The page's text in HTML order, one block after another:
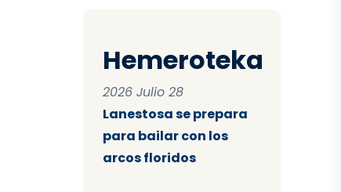
Hemeroteka
2026 Julio 28
Lanestosa se prepara
para bailar con los
arcos floridos